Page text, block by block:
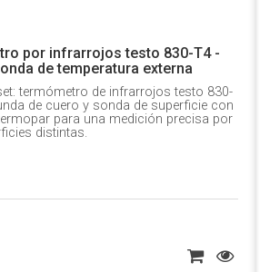
por infrarrojos testo 830-T4 -
de temperatura externa
termómetro de infrarrojos testo 830-
de cuero y sonda de superficie con
para una medición precisa por
distintas.